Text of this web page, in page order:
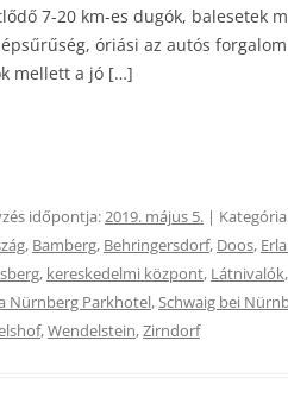
7-20 km-es dugók, balesetek
óriási az autós
mellett a jó […]
időpontja:2019. május 5. |
, Bamberg, Behringersdorf, Doos,
, kereskedelmi központ, Látnivalók,
Nürnberg Parkhotel,Schwaig bei
,Wendelstein,Zirndorf